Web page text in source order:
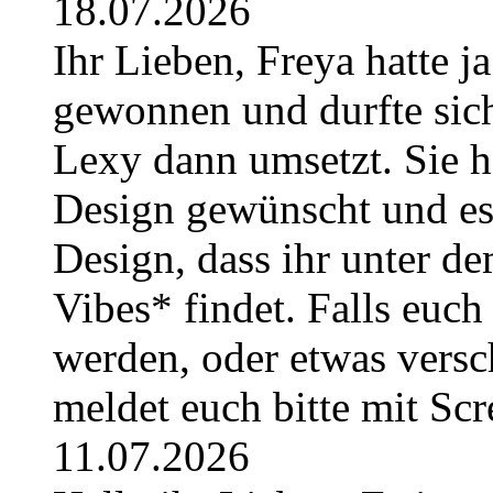
18.07.2026
Ihr Lieben, Freya hatte
gewonnen und durfte
Lexy dann umsetzt. Sie
Design gewünscht und
Design, dass ihr unter
Vibes* findet. Falls
werden, oder etwas
meldet euch bitte mit
11.07.2026